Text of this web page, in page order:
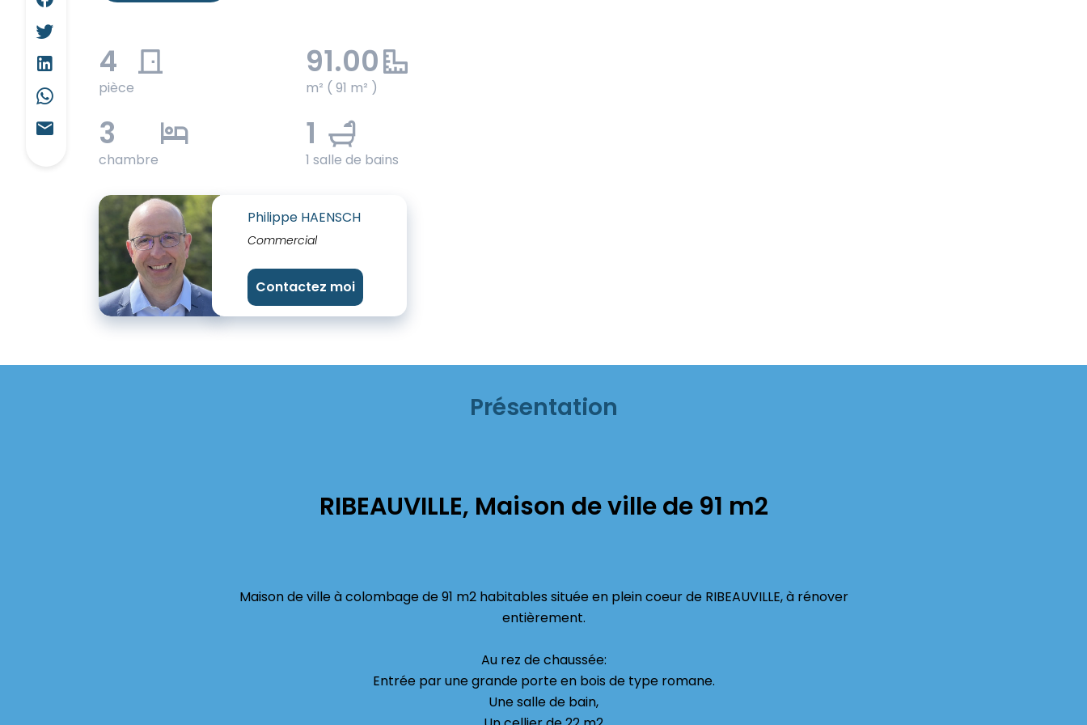
4
pièce
91.00
m² ( 91 m² )
3
chambre
1
1 salle de bains
Philippe HAENSCH
Commercial
Contactez moi
Présentation
RIBEAUVILLE, Maison de ville de 91 m2
Maison de ville à colombage de 91 m2 habitables située en plein coeur de RIBEAUVILLE, à rénover
entièrement.
Au rez de chaussée:
Entrée par une grande porte en bois de type romane.
Une salle de bain,